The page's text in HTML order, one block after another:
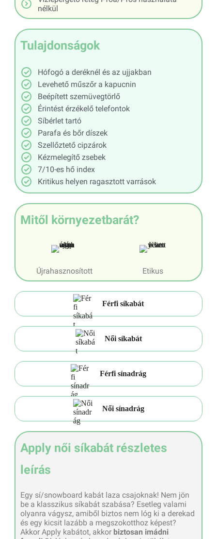
nélkül
Tulajdonságok
Hófogó a deréknél és az ujjakban
Levehető műszőr a kapucnin
Beépített szemüvegtörlő
Érintést érzékelő telefontok
Síbérlet tartó
Parafa és bőr díszek
Szellőztető cipzárok
Kézmelegítő zsebek
7/10-es hő index
Kritikus helyen ragasztott varrások
Mitől környezetbarát?
Újrahasznosított Etikus
Férfi síkabát
Női síkabát
Férfi sínadrág
Női sínadrág
Apply női síkabát részletes
leírás
Egy sí/snowboard kabát laza csajoknak! Nem jön
be a klasszikus síkabát szabása? Esetleg valami
olyanra vágysz, amiből biztos nem lóg ki a derekad
és egy kicsit lazább a megszokotthoz képest?
Akkor Apply kabátot, akkor biztosan imádni